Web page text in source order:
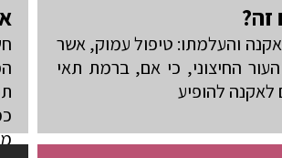
והעלמתו: טיפול עמוק, אשר
החיצוני, כי אם, ברמת תאי
לאקנה להופיע